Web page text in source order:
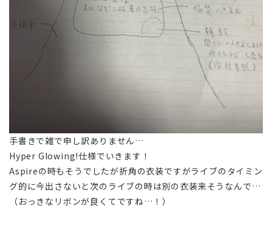
手書きで雑で申し訳ありません…
Hyper Glowing!仕様でいきます！
Aspireの時もそうでしたが折角の衣装ですがライブのタイミン
グ的に今出さないと次のライブの時は別の衣装来そうなんで…
（おっきなリボンが良くてですね…！）